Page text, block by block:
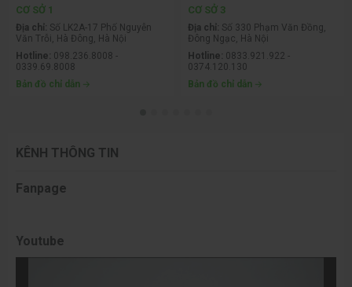
CƠ SỞ 1
Địa chỉ: Số LK2A-17 Phố Nguyễn
Văn Trỗi, Hà Đông, Hà Nội
Hotline: 098.236.8008 -
0339.69.8008
Bản đồ chỉ dẫn
CƠ SỞ 3
Địa chỉ: Số 330 Phạm Văn Đồng,
Đông Ngạc, Hà Nội
Hotline: 0833.921.922 -
0374.120.130
Bản đồ chỉ dẫn
KÊNH THÔNG TIN
Fanpage
Youtube